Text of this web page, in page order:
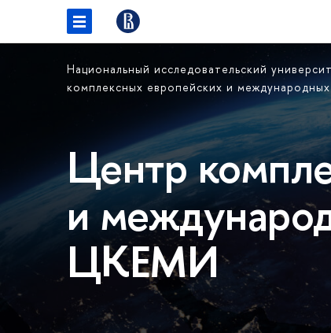
Национальный исследовательский
комплексных европейских и
Центр
и
ЦКЕМИ